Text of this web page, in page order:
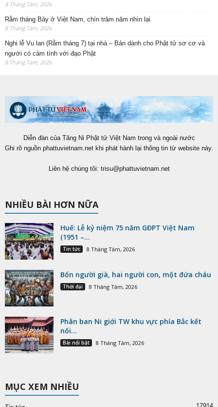
8 Tháng Tám, 2026
Rằm tháng Bảy ở Việt Nam, chín trăm năm nhìn lại
8 Tháng Tám, 2026
Nghi lễ Vu lan (Rằm tháng 7) tại nhà – Bản dành cho Phật tử sơ cơ và
người có cảm tình với đạo Phật
8 Tháng Tám, 2026
Diễn đàn của Tăng Ni Phật tử Việt Nam trong và ngoài nước
Ghi rõ nguồn phattuvietnam.net khi phát hành lại thông tin từ website này.
Liên hệ chúng tôi: trisu@phattuvietnam.net
NHIỀU BÀI HƠN NỮA
Huế: Lễ kỷ niệm 75 năm GĐPT Việt Nam
(1951 –...
Tin tức 8 Tháng Tám, 2026
Bốn người già, hai người con, một đứa cháu
Thời đại 8 Tháng Tám, 2026
Phân ban Ni giới TW khu vực phía Bắc kết
nối...
Bài nổi bật 8 Tháng Tám, 2026
MỤC XEM NHIỀU